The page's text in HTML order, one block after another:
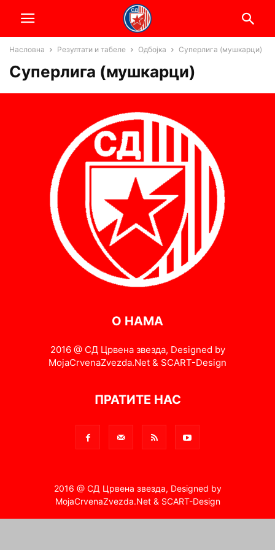
Насловна Резултати и табеле Одбојка Суперлига (мушкарци)
Суперлига (мушкарци)
О НАМА
2016 @ СД Црвена звезда, Designed by
MojaCrvenaZvezda.Net & SCART-Design
ПРАТИТЕ НАС
2016 @ СД Црвена звезда, Designed by
MojaCrvenaZvezda.Net & SCART-Design